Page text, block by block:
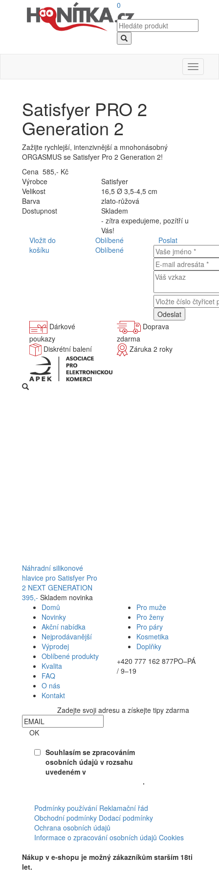
0
Toggle
Satisfyer PRO 2
Generation 2
Zažijte rychlejší, intenzivnější a mnohonásobný
ORGASMUS se Satisfyer Pro 2 Generation 2!
Cena 585,- Kč
Výrobce
Satisfyer
Velikost
16,5 Ø 3,5-4,5 cm
Barva
zlato-růžová
Dostupnost
Skladem
- zítra expedujeme, pozítří u
Vás!
Vložit do
košíku
Oblíbené
Oblíbené
Poslat
Dárkové
poukazy
Doprava
zdarma
Diskrétní balení
Záruka 2 roky
Náhradní silikonové
hlavice pro Satisfyer Pro
2 NEXT GENERATION
395,- Skladem novinka
Domů
Novinky
Akční nabídka
Nejprodávanější
Výprodej
Oblíbené produkty
Kvalita
FAQ
O nás
Kontakt
Pro muže
Pro ženy
Pro páry
Kosmetika
Doplňky
+420 777 162 877PO–PÁ
/ 9–19
Zadejte svoji adresu a získejte tipy zdarma
OK
Souhlasím se zpracováním
osobních údajů v rozsahu
uvedeném v
.
Podmínky používání Reklamační řád
Obchodní podmínky Dodací podmínky
Ochrana osobních údajů
Informace o zpracování osobních údajů Cookies
Nákup v e-shopu je možný zákazníkům starším 18ti
let.